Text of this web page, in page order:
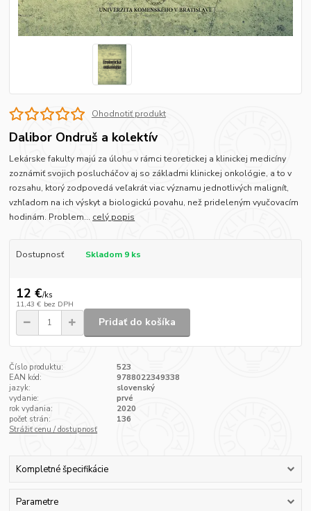
Ohodnotiť produkt
Dalibor Ondruš a kolektív
Lekárske fakulty majú za úlohu v rámci teoretickej a klinickej medicíny
zoznámiť svojich poslucháčov aj so základmi klinickej onkológie, a to v
rozsahu, ktorý zodpovedá veľakrát viac významu jednotlivých malignít,
vzhľadom na ich výskyt a biologickú povahu, než prideleným vyučovacím
hodinám. Problem... celý popis
Dostupnosť Skladom 9 ks
12 €/ks
11,43 € bez DPH
Pridať do košíka
Číslo produktu:
523
EAN kód:
9788022349338
jazyk:
slovenský
vydanie:
prvé
rok vydania:
2020
počet strán:
136
Strážiť cenu / dostupnosť
Kompletné špecifikácie
Parametre